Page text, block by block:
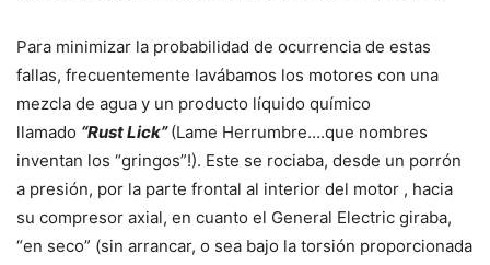
Para minimizar la probabilidad de ocurrencia de estas
fallas, frecuentemente lavábamos los motores con una
mezcla de agua y un producto líquido químico
llamado “Rust Lick” (Lame Herrumbre….que nombres
inventan los “gringos”!). Este se rociaba, desde un porrón
a presión, por la parte frontal al interior del motor , hacia
su compresor axial, en cuanto el General Electric giraba,
“en seco” (sin arrancar, o sea bajo la torsión proporcionada